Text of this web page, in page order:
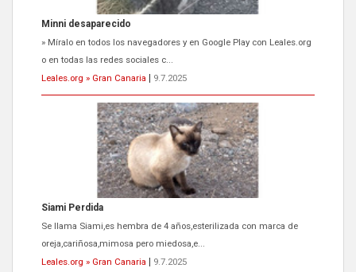
Siami Perdida
Se llama Siami,es hembra de 4 años,esterilizada con marca de
oreja,cariñosa,mimosa pero miedosa,e...
Leales.org » Gran Canaria
9.7.2025
ADOPCIÓN URGENTE GATA TEROR GRAN CANARIA
El ayuntamiento se va a llevar a Los Gatos callejeros de la zona los
próximos días, ella incluida...
Leales.org » Gran Canaria
9.7.2025